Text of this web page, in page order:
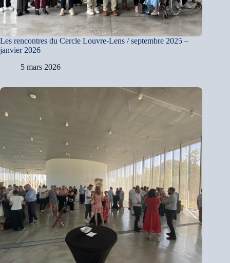
Les rencontres du Cercle Louvre-Lens / septembre 2025 –
janvier 2026
5 mars 2026